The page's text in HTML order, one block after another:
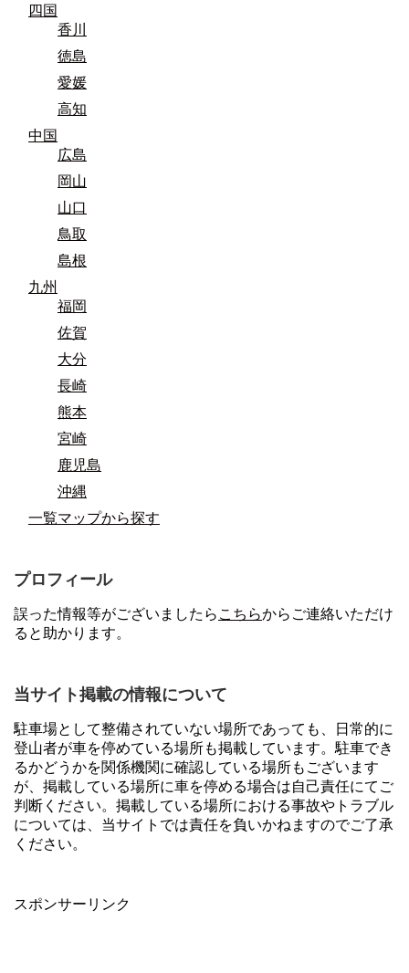
四国
香川
徳島
愛媛
高知
中国
広島
岡山
山口
鳥取
島根
九州
福岡
佐賀
大分
長崎
熊本
宮崎
鹿児島
沖縄
一覧マップから探す
プロフィール
誤った情報等がございましたら こちらからご連絡いただけ
ると助かります。
当サイト掲載の情報について
駐車場として整備されていない場所であっても、日常的に
登山者が車を停めている場所も掲載しています。駐車でき
るかどうかを関係機関に確認している場所もございます
が、掲載している場所に車を停める場合は自己責任にてご
判断ください。掲載している場所における事故やトラブル
については、当サイトでは責任を負いかねますのでご了承
ください。
スポンサーリンク